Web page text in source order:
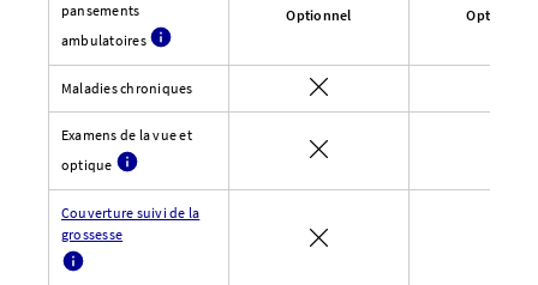
pansements
ambulatoires
Optionnel Optionnel
Maladies chroniques
Examens de la vue et
optique
Couverture suivi de la
grossesse